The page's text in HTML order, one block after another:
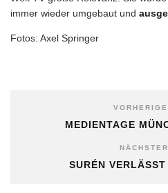
immer wieder umgebaut und
Fotos: Axel Springer
MEDIENTAGE
SURÉN